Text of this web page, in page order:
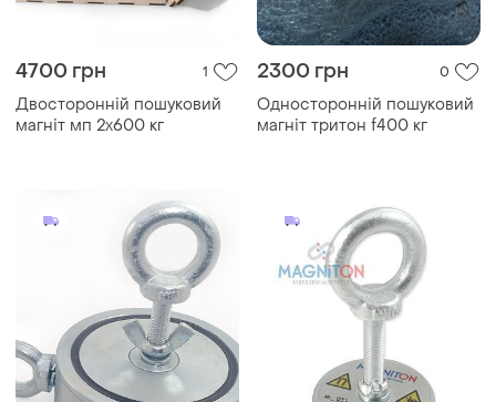
4700 грн 1
Двосторонній пошуковий
магніт мп 2х600 кг
2300 грн 0
Односторонній пошуковий
магніт тритон f400 кг